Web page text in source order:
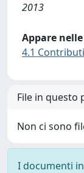
2013
Appare
4.1
File in questo
Non ci sono
I documenti